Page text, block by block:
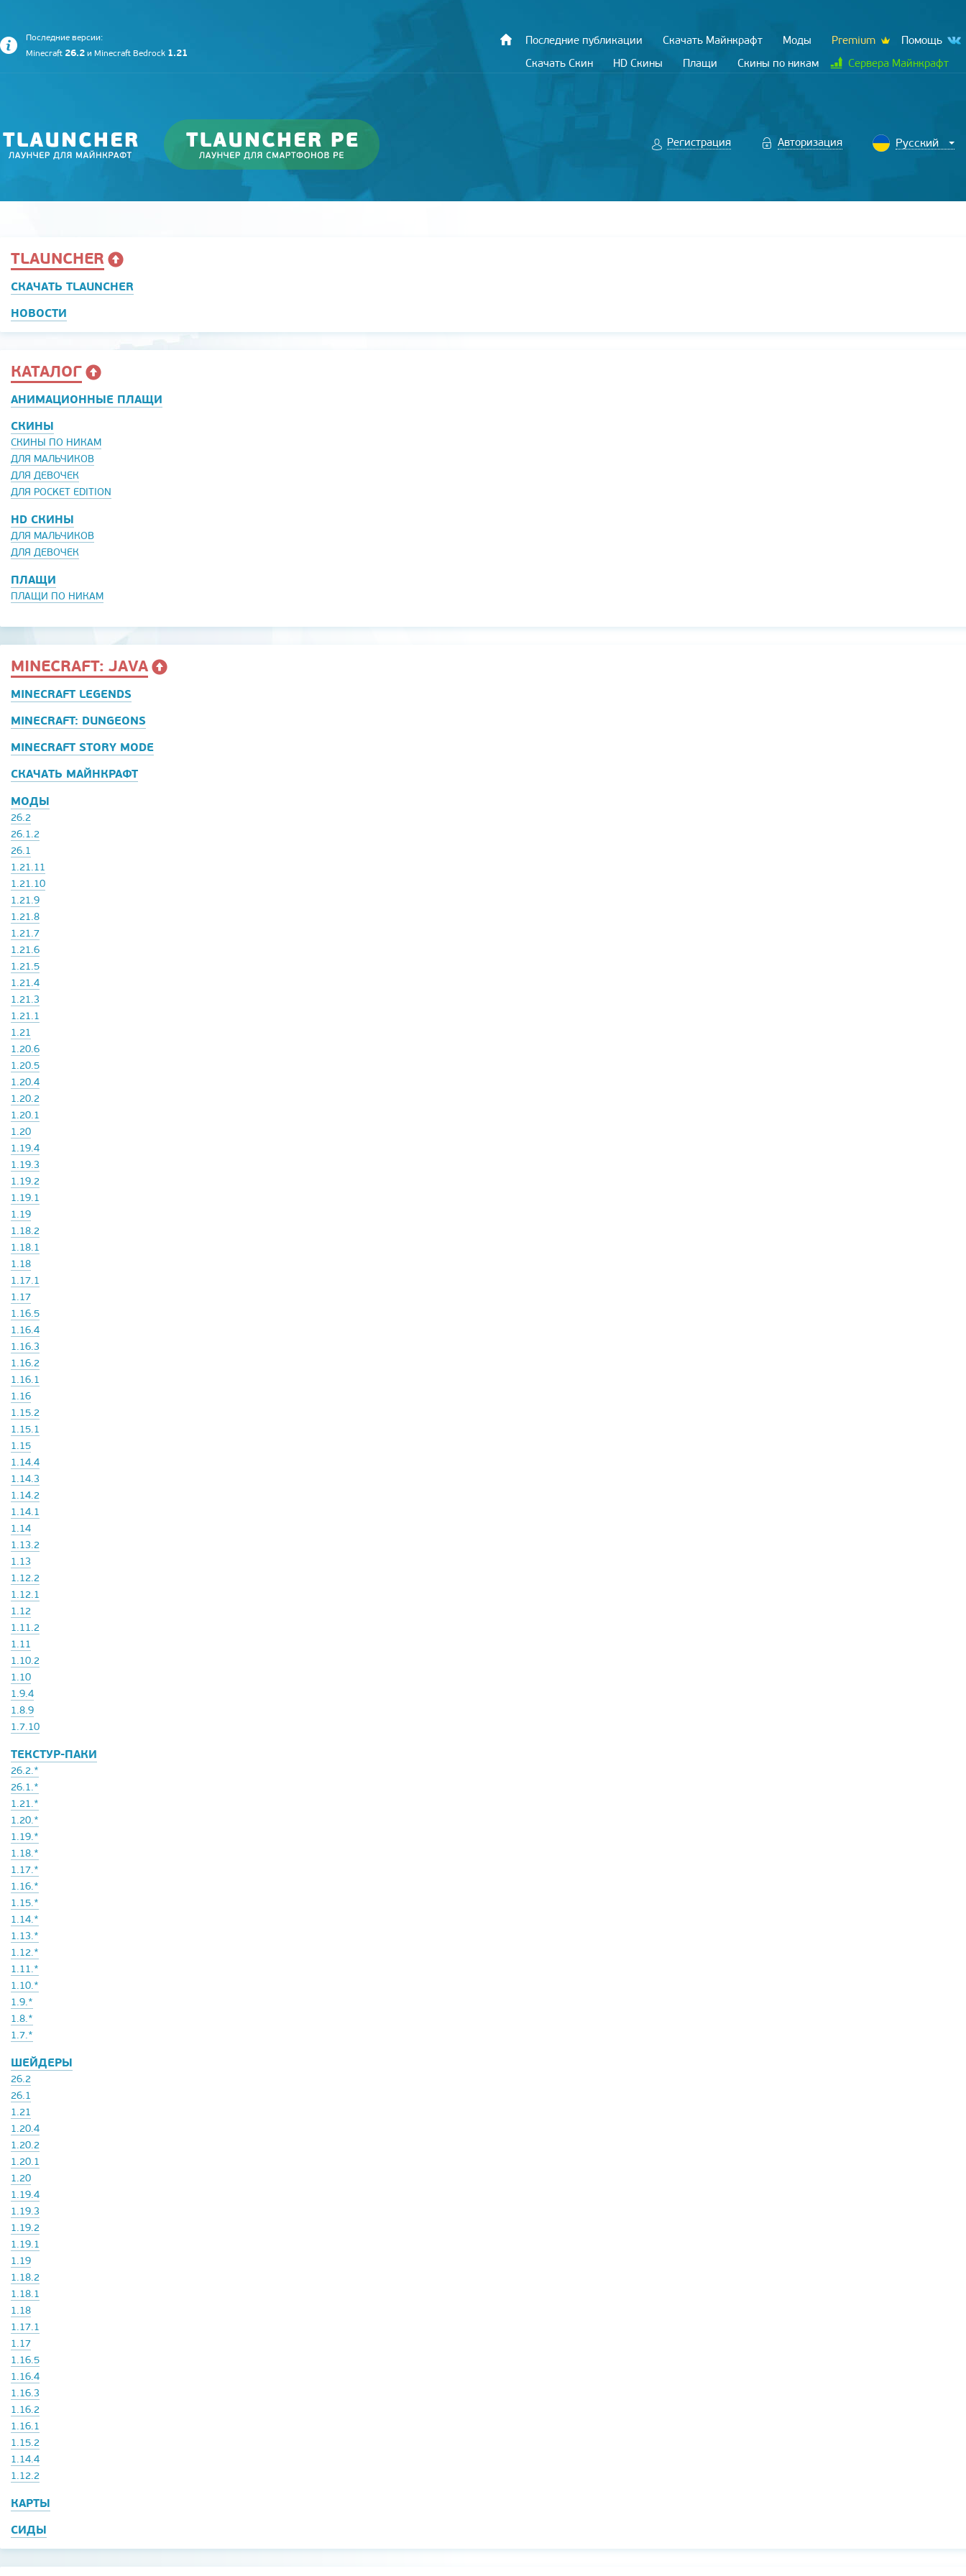
Последние версии:
Minecraft 26.2 и Minecraft Bedrock 1.21
Последние публикации Скачать Майнкрафт Моды Premium
Помощь
Скачать Скин
HD Скины Плащи Скины по никам Сервера Майнкрафт
Регистрация Авторизация
TLAUNCHER
СКАЧАТЬ TLAUNCHER
НОВОСТИ
КАТАЛОГ
АНИМАЦИОННЫЕ ПЛАЩИ
СКИНЫ
СКИНЫ ПО НИКАМ
ДЛЯ МАЛЬЧИКОВ
ДЛЯ ДЕВОЧЕК
ДЛЯ POCKET EDITION
HD СКИНЫ
ДЛЯ МАЛЬЧИКОВ
ДЛЯ ДЕВОЧЕК
ПЛАЩИ
ПЛАЩИ ПО НИКАМ
MINECRAFT: JAVA
MINECRAFT LEGENDS
MINECRAFT: DUNGEONS
MINECRAFT STORY MODE
СКАЧАТЬ МАЙНКРАФТ
МОДЫ
26.2
26.1.2
26.1
1.21.11
1.21.10
1.21.9
1.21.8
1.21.7
1.21.6
1.21.5
1.21.4
1.21.3
1.21.1
1.21
1.20.6
1.20.5
1.20.4
1.20.2
1.20.1
1.20
1.19.4
1.19.3
1.19.2
1.19.1
1.19
1.18.2
1.18.1
1.18
1.17.1
1.17
1.16.5
1.16.4
1.16.3
1.16.2
1.16.1
1.16
1.15.2
1.15.1
1.15
1.14.4
1.14.3
1.14.2
1.14.1
1.14
1.13.2
1.13
1.12.2
1.12.1
1.12
1.11.2
1.11
1.10.2
1.10
1.9.4
1.8.9
1.7.10
ТЕКСТУР-ПАКИ
26.2.*
26.1.*
1.21.*
1.20.*
1.19.*
1.18.*
1.17.*
1.16.*
1.15.*
1.14.*
1.13.*
1.12.*
1.11.*
1.10.*
1.9.*
1.8.*
1.7.*
ШЕЙДЕРЫ
26.2
26.1
1.21
1.20.4
1.20.2
1.20.1
1.20
1.19.4
1.19.3
1.19.2
1.19.1
1.19
1.18.2
1.18.1
1.18
1.17.1
1.17
1.16.5
1.16.4
1.16.3
1.16.2
1.16.1
1.15.2
1.14.4
1.12.2
КАРТЫ
СИДЫ